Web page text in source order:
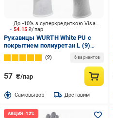
54.15₴/пар
До -10% з суперкредиткою Visa Вигода
Рукавицы WURTH White PU с
покрытием полиуретан L (9)
0899401109
2 6 вариантов
57 ₴/пар
Cамовывоз Доставим